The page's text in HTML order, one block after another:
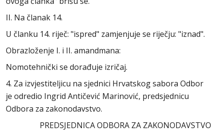
II. Na članak 14.
U članku 14. riječ: "ispred" zamjenjuje se riječju: "iznad".
Obrazloženje I. i II. amandmana:
Nomotehnički se dorađuje izričaj.
4. Za izvjestiteljicu na sjednici Hrvatskog sabora Odbor
je odredio Ingrid Antičević Marinović, predsjednicu
Odbora za zakonodavstvo.
PREDSJEDNICA ODBORA ZA ZAKONODAVSTVO